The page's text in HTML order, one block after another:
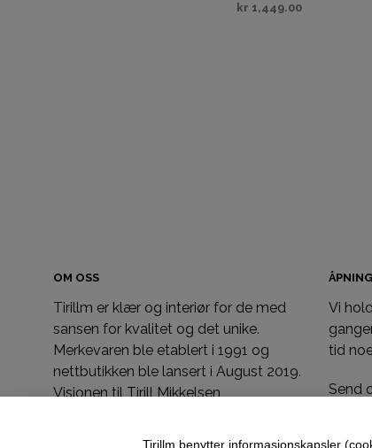
kr 1,449.00
OM OSS
Tirillm er klær og interiør for de med
sansen for kvalitet og det unike.
Merkevaren ble etablert i 1991 og
nettbutikken ble lansert i August 2019.
Visjonen til Tirill Mikkelsen
Vi
tid
Send
Tirillm benytter informasjonskapsler